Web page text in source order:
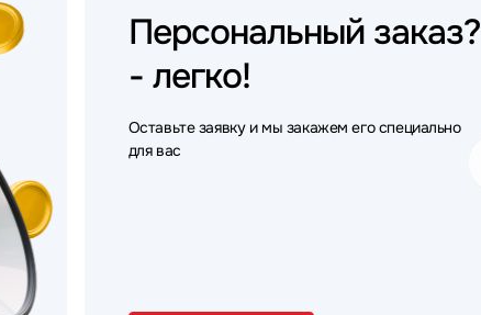
Персональный заказ?
- легко!
Оставьте заявку и мы закажем его специально
для вас